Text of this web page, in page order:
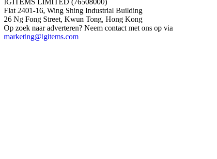
IGITEMS LIMITED (76508000)
Flat 2401-16, Wing Shing Industrial Building
26 Ng Fong Street, Kwun Tong, Hong Kong
Op zoek naar adverteren? Neem contact met ons op via
marketing@igitems.com